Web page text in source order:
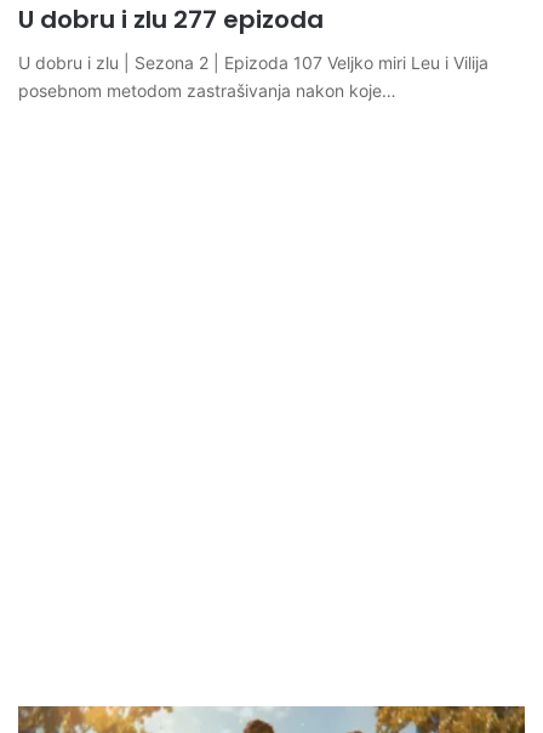
U dobru i zlu 277 epizoda
U dobru i zlu | Sezona 2 | Epizoda 107 Veljko miri Leu i Vilija
posebnom metodom zastrašivanja nakon koje…